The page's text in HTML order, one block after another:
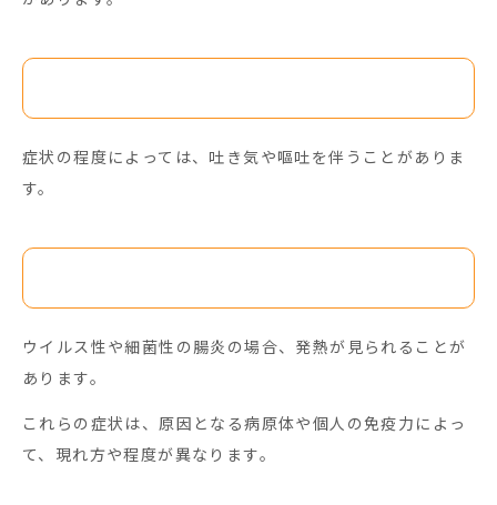
症状の程度によっては、吐き気や嘔吐を伴うことがありま
す。
ウイルス性や細菌性の腸炎の場合、発熱が見られることが
あります。
これらの症状は、原因となる病原体や個人の免疫力によっ
て、現れ方や程度が異なります。